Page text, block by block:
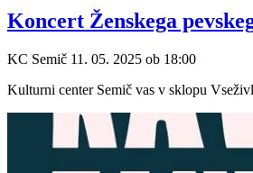
Koncert Ženskega
KC Semič 11. 05. 2025 ob 18:00
Kulturni center Semič vas v sklopu